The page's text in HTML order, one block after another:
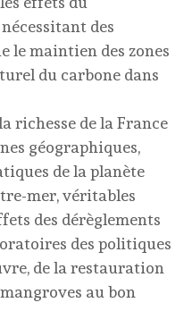
des
le maintien des zones
du carbone dans
richesse de la France
géographiques,
de la planète
mer, véritables
des dérèglements
des politiques
de la restauration
au bon